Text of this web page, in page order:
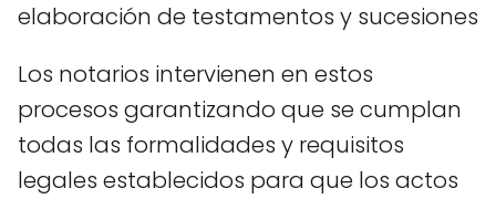
elaboración de testamentos y sucesiones
Los notarios intervienen en estos
procesos garantizando que se cumplan
todas las formalidades y requisitos
legales establecidos para que los actos